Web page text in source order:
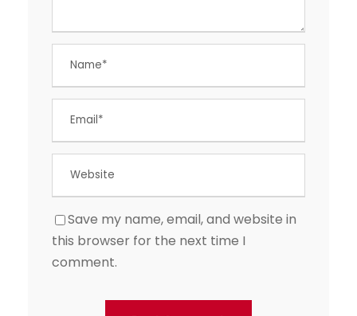
Save my name, email, and website in
this browser for the next time I
comment.